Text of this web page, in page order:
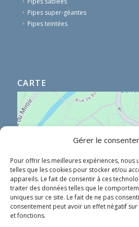
Gérer le
Pour offrir les meilleures expériences, nous
telles que les cookies pour stocker et/ou
appareils. Le fait de consentir à ces
traiter des données telles que le
uniques sur ce site. Le fait de ne pas
consentement peut avoir un effet négatif
et fonctions.
Pipes super-géantes
Pipes teintées
CARTE